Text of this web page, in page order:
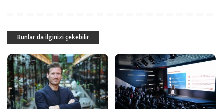
Bunlar da ilginizi çekebilir